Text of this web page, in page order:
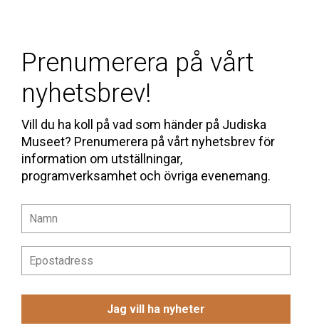
Prenumerera på vårt
nyhetsbrev!
Vill du ha koll på vad som händer på Judiska
Museet? Prenumerera på vårt nyhetsbrev för
information om utställningar,
programverksamhet och övriga evenemang.